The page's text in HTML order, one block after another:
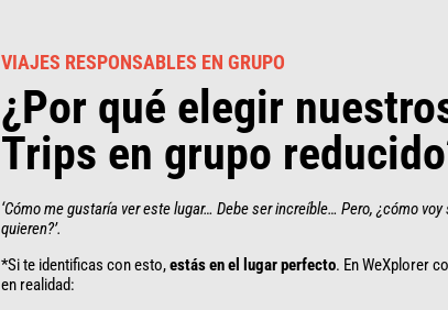
VIAJES RESPONSABLES EN GRUPO
¿Por qué elegir
Trips en grupo
‘Cómo me gustaría ver este lugar… Debe ser increíble… Pero, ¿cómo
quieren?’.
*Si te identificas con esto,estás en el lugar perfecto. En WeXplorer
en realidad: